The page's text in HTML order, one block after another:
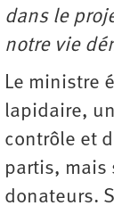
dans le
notre vie
Le ministre
lapidaire,
contrôle et
partis, mais
donateurs.